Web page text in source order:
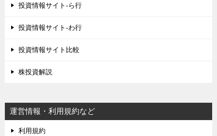
投資情報サイト-ら行
投資情報サイト-わ行
投資情報サイト比較
株投資解説
運営情報・利用規約など
利用規約